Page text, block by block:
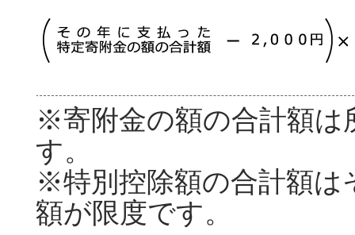
※寄附金の額の合計額は
す。
※特別控除額の合計額は
額が限度です。